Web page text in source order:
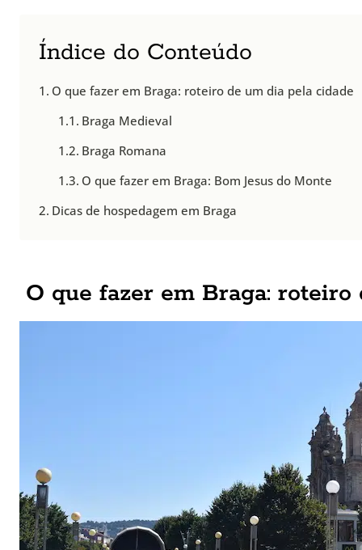
Índice do Conteúdo
O que fazer em Braga: roteiro de um dia pela cidade
Braga Medieval
Braga Romana
O que fazer em Braga: Bom Jesus do Monte
Dicas de hospedagem em Braga
O que fazer em Braga: